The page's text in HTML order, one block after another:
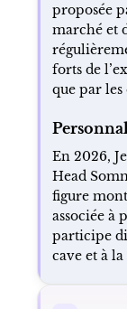
proposée
marché et
forts de
que par les
En 2026,
Head
figure
associée à
participe
cave et à